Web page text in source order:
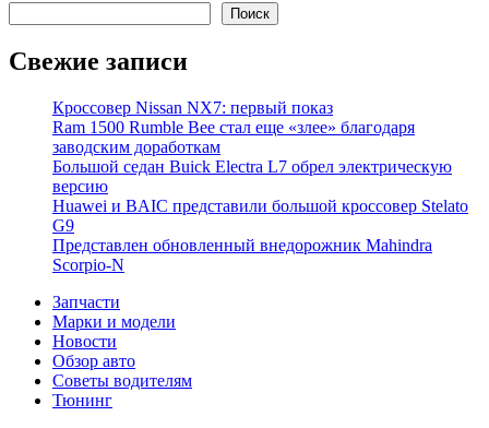
Поиск
Свежие записи
Кроссовер Nissan NX7: первый показ
Ram 1500 Rumble Bee стал еще «злее» благодаря
заводским доработкам
Большой седан Buick Electra L7 обрел электрическую
версию
Huawei и BAIC представили большой кроссовер Stelato
G9
Представлен обновленный внедорожник Mahindra
Scorpio-N
Запчасти
Марки и модели
Новости
Обзор авто
Советы водителям
Тюнинг